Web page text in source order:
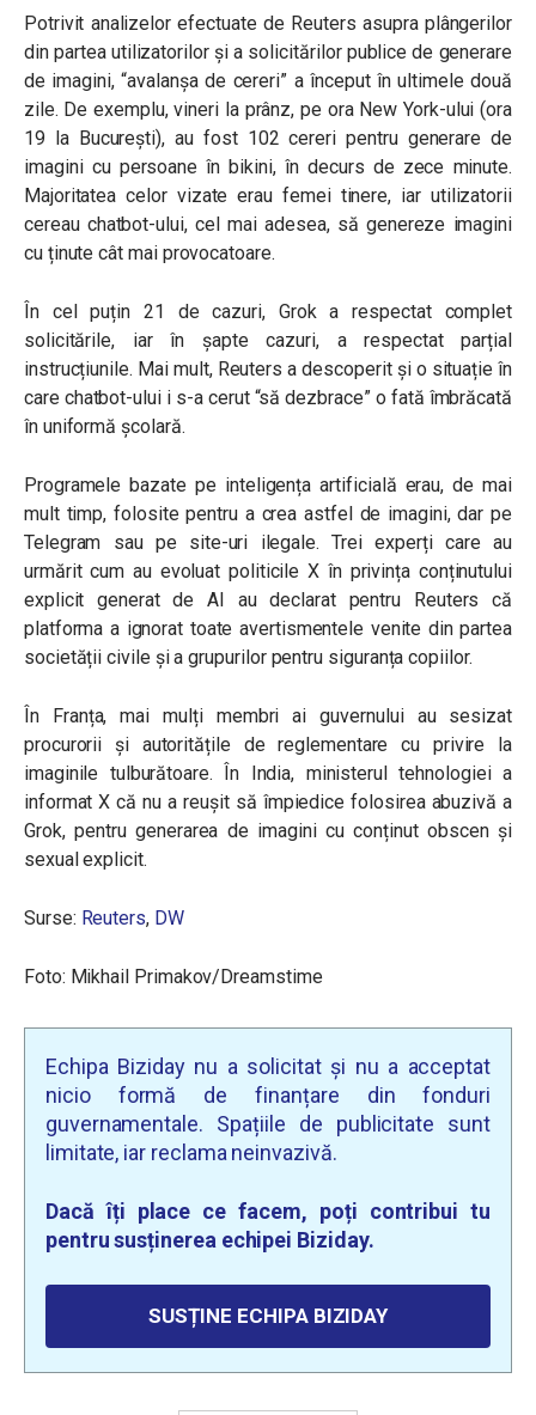
Potrivit analizelor efectuate de Reuters asupra plângerilor
din partea utilizatorilor și a solicitărilor publice de generare
de imagini, “avalanșa de cereri” a început în ultimele două
zile. De exemplu, vineri la prânz, pe ora New York-ului (ora
19 la București), au fost 102 cereri pentru generare de
imagini cu persoane în bikini, în decurs de zece minute.
Majoritatea celor vizate erau femei tinere, iar utilizatorii
cereau chatbot-ului, cel mai adesea, să genereze imagini
cu ținute cât mai provocatoare.
În cel puțin 21 de cazuri, Grok a respectat complet
solicitările, iar în șapte cazuri, a respectat parțial
instrucțiunile. Mai mult, Reuters a descoperit și o situație în
care chatbot-ului i s-a cerut “să dezbrace” o fată îmbrăcată
în uniformă școlară.
Programele bazate pe inteligența artificială erau, de mai
mult timp, folosite pentru a crea astfel de imagini, dar pe
Telegram sau pe site-uri ilegale. Trei experți care au
urmărit cum au evoluat politicile X în privința conținutului
explicit generat de AI au declarat pentru Reuters că
platforma a ignorat toate avertismentele venite din partea
societății civile și a grupurilor pentru siguranța copiilor.
În Franța, mai mulți membri ai guvernului au sesizat
procurorii și autoritățile de reglementare cu privire la
imaginile tulburătoare. În India, ministerul tehnologiei a
informat X că nu a reușit să împiedice folosirea abuzivă a
Grok, pentru generarea de imagini cu conținut obscen și
sexual explicit.
Surse: Reuters, DW
Foto: Mikhail Primakov/Dreamstime
Echipa Biziday nu a solicitat și nu a acceptat
nicio formă de finanțare din fonduri
guvernamentale. Spațiile de publicitate sunt
limitate, iar reclama neinvazivă.
Dacă îți place ce facem, poți contribui tu
pentru susținerea echipei Biziday.
SUSȚINE ECHIPA BIZIDAY